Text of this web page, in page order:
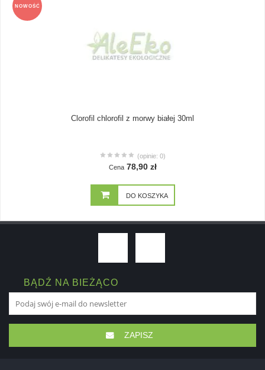
NOWOŚĆ
Clorofil chlorofil z morwy białej 30ml
(opinie: 0)
Cena 78,90 zł
DO KOSZYKA
BĄDŹ NA BIEŻĄCO
ZAPISZ